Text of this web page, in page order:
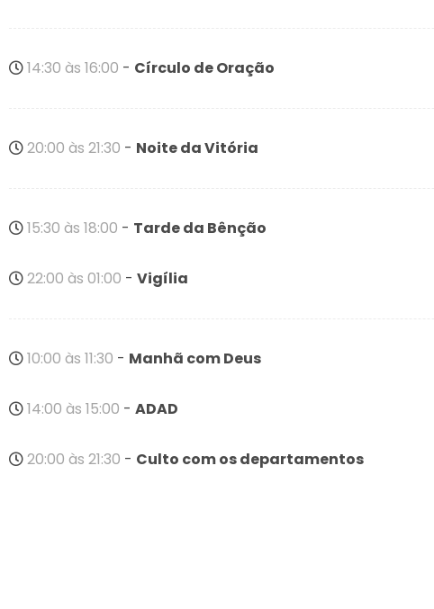
14:30 às 16:00 - Círculo de Oração
20:00 às 21:30 - Noite da Vitória
15:30 às 18:00 - Tarde da Bênção
22:00 às 01:00 - Vigília
10:00 às 11:30 - Manhã com Deus
14:00 às 15:00 - ADAD
20:00 às 21:30 - Culto com os departamentos